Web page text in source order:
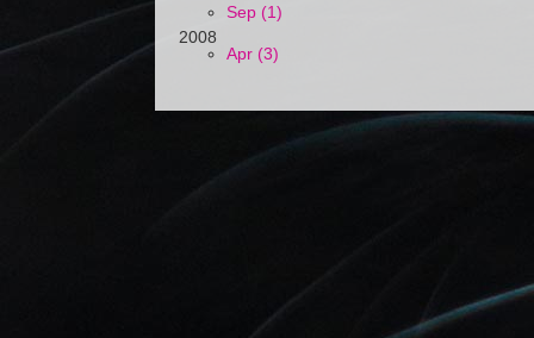
Sep (1)
2008
Apr (3)